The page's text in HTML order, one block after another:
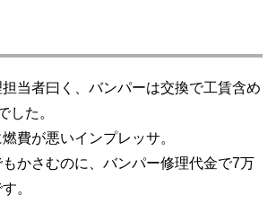
当者曰く、バンパーは交換で工賃含め
した。
費が悪いインプレッサ。
かさむのに、バンパー修理代金で7万
。